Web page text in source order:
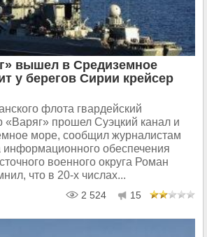
вышел в Средиземное
у берегов Сирии крейсер
флота гвардейский
«Варяг» прошел Суэцкий канал и
море, сообщил журналистам
информационного обеспечения
военного округа Роман
что в 20-х числах...
2 524 15